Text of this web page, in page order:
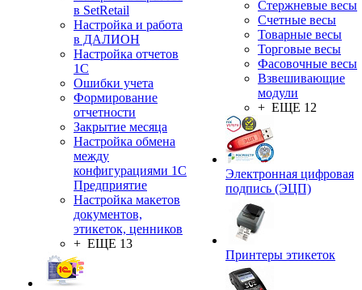
в SetRetail
Настройка и работа
в ДАЛИОН
Настройка отчетов
1С
Ошибки учета
Формирование
отчетности
Закрытие месяца
Настройка обмена
между
конфигурациями 1С
Предприятие
Настройка макетов
документов,
этикеток, ценников
+ ЕЩЕ 13
Стержневые весы
Счетные весы
Товарные весы
Торговые весы
Фасовочные весы
Взвешивающие
модули
+ ЕЩЕ 12
Электронная цифровая
подпись (ЭЦП)
Принтеры этикеток